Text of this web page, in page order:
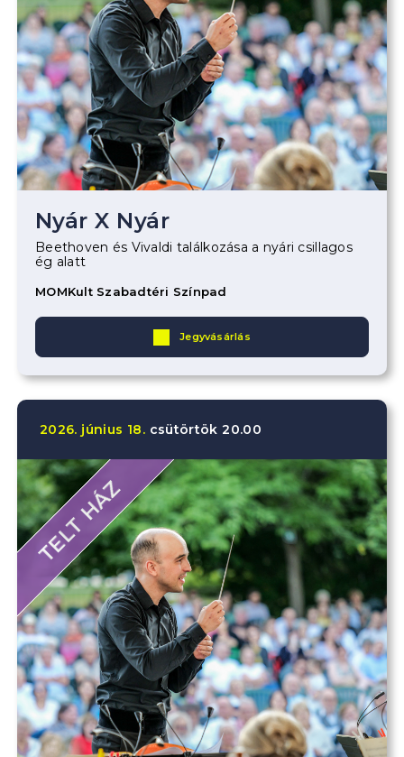
Nyár X Nyár
Beethoven és Vivaldi találkozása a nyári csillagos
ég alatt
MOMKult Szabadtéri Színpad
Jegyvásárlás
2026. június 18. csütörtök 20.00
TELT HÁZ